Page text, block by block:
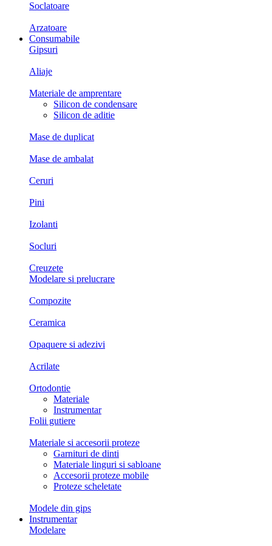
Soclatoare
Arzatoare
Consumabile
Gipsuri
Aliaje
Materiale de amprentare
Silicon de condensare
Silicon de aditie
Mase de duplicat
Mase de ambalat
Ceruri
Pini
Izolanti
Socluri
Creuzete
Modelare si prelucrare
Compozite
Ceramica
Opaquere si adezivi
Acrilate
Ortodontie
Materiale
Instrumentar
Folii gutiere
Materiale si accesorii proteze
Garnituri de dinti
Materiale linguri si sabloane
Accesorii proteze mobile
Proteze scheletate
Modele din gips
Instrumentar
Modelare